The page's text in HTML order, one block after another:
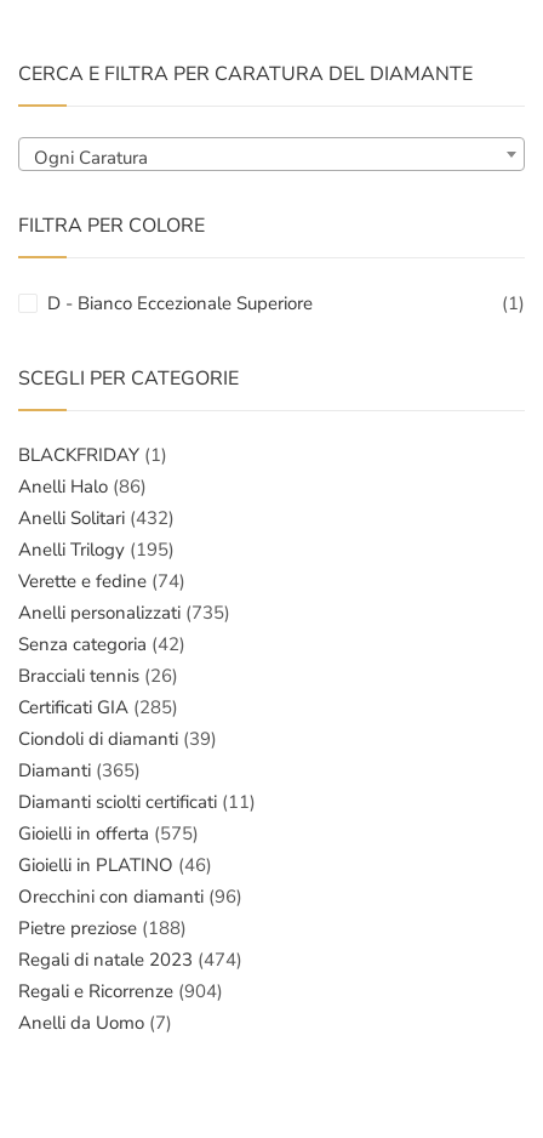
CERCA E FILTRA PER CARATURA DEL DIAMANTE
Ogni Caratura
FILTRA PER COLORE
D - Bianco Eccezionale Superiore (1)
SCEGLI PER CATEGORIE
BLACKFRIDAY (1)
Anelli Halo (86)
Anelli Solitari (432)
Anelli Trilogy (195)
Verette e fedine (74)
Anelli personalizzati (735)
Senza categoria (42)
Bracciali tennis (26)
Certificati GIA (285)
Ciondoli di diamanti (39)
Diamanti (365)
Diamanti sciolti certificati (11)
Gioielli in offerta (575)
Gioielli in PLATINO (46)
Orecchini con diamanti (96)
Pietre preziose (188)
Regali di natale 2023 (474)
Regali e Ricorrenze (904)
Anelli da Uomo (7)